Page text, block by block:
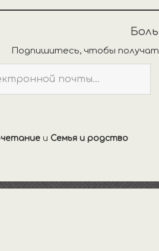
Подпишитесь, чтобы
иСемья и родство